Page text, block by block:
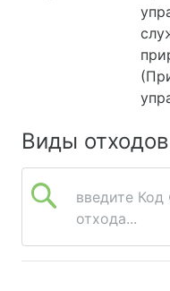
Виды отходов
введите
отхода...